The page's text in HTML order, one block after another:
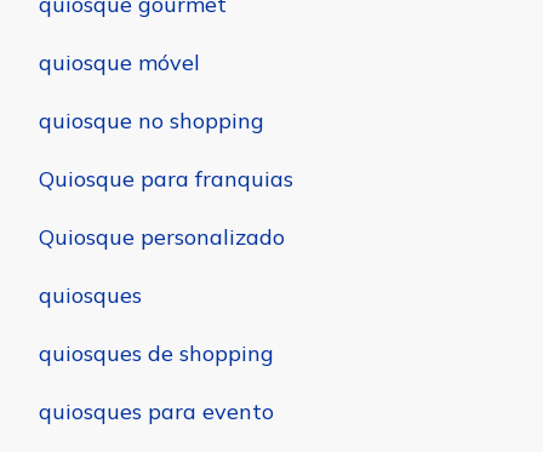
quiosque móvel
quiosque no shopping
Quiosque para franquias
Quiosque personalizado
quiosques
quiosques de shopping
quiosques para evento